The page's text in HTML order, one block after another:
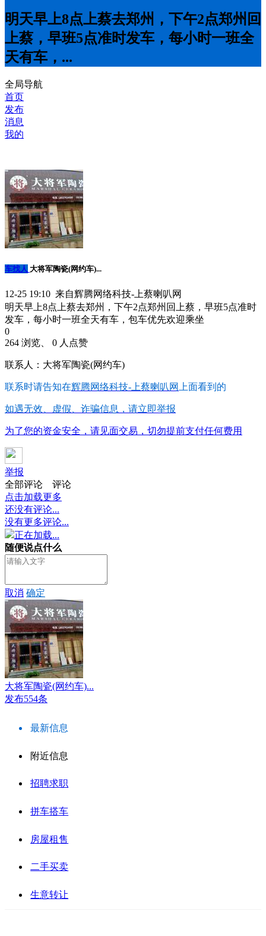
明天早上8点上蔡去郑州，下午2点郑州回
上蔡，早班5点准时发车，每小时一班全
天有车，...
全局导航
首页
发布
消息
我的
车找人 大将军陶瓷(网约车)...
12-25 19:10 来自辉腾网络科技-上蔡喇叭网
明天早上8点上蔡去郑州，下午2点郑州回上蔡，早班5点准时
发车，每小时一班全天有车，包车优先欢迎乘坐
0
264 浏览、 0 人点赞
联系人：大将军陶瓷(网约车)
联系时请告知在辉腾网络科技-上蔡喇叭网 上面看到的
如遇无效、虚假、诈骗信息，请立即举报
为了您的资金安全，请见面交易，切勿提前支付任何费用
举报
全部评论
评论
点击加载更多
还没有评论...
没有更多评论...
正在加载...
随便说点什么
取消 确定
大将军陶瓷(网约车)...
发布554条
最新信息
附近信息
招聘求职
拼车搭车
房屋租售
二手买卖
生意转让